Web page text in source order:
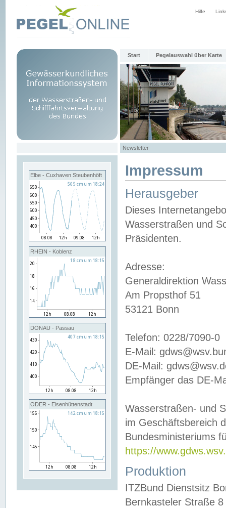
Hilfe
Start Pegelauswahl über Karte
Newsletter
Elbe - Cuxhaven Steubenhöft
RHEIN - Koblenz
DONAU - Passau
ODER - Eisenhüttenstadt
Impressum
Herausgeber
Dieses
Wasserstraßen und
Präsidenten.
Adresse:
Generaldirektion
Am Propsthof 51
53121 Bonn
Telefon: 0228/7090-0
E-Mail:
DE-Mail:
Empfänger das DE-
Wasserstraßen- und
im Geschäftsbereich
Bundesministeriums
https://
Produktion
ITZBund Dienstsitz
Bernkasteler Straße 8